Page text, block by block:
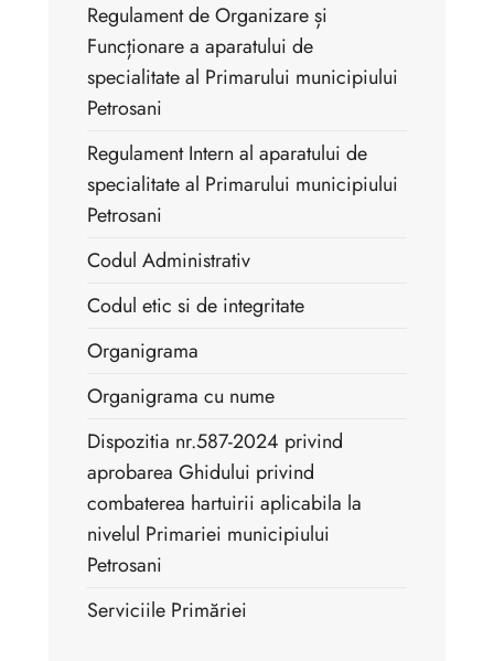
Regulament de Organizare și
Funcționare a aparatului de
specialitate al Primarului municipiului
Petrosani
Regulament Intern al aparatului de
specialitate al Primarului municipiului
Petrosani
Codul Administrativ
Codul etic si de integritate
Organigrama
Organigrama cu nume
Dispozitia nr.587-2024 privind
aprobarea Ghidului privind
combaterea hartuirii aplicabila la
nivelul Primariei municipiului
Petrosani
Serviciile Primăriei